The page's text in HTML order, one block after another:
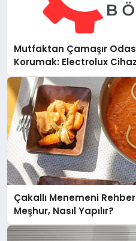
Mutfaktan Çamaşır
Korumak: Electrolux
Destek Deneyimi
Çakallı Menemeni
Meşhur, Nasıl Yapılır?